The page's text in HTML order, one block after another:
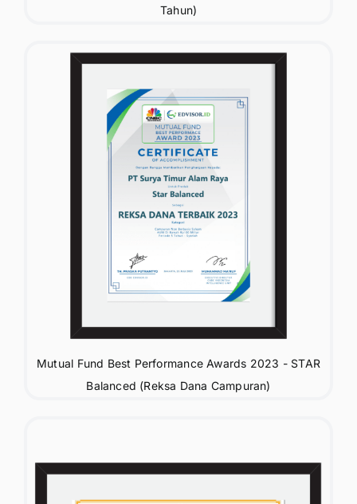
Tahun)
Mutual Fund Best Performance Awards 2023 - STAR
Balanced (Reksa Dana Campuran)